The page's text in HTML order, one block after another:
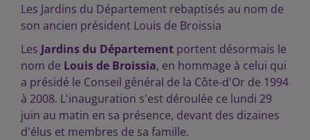
Les Jardins du Département rebaptisés au nom de
son ancien président Louis de Broissia
Les Jardins du Département portent désormais le
nom de Louis de Broissia, en hommage à celui qui
a présidé le Conseil général de la Côte-d'Or de 1994
à 2008. L'inauguration s'est déroulée ce lundi 29
juin au matin en sa présence, devant des dizaines
d'élus et membres de sa famille.